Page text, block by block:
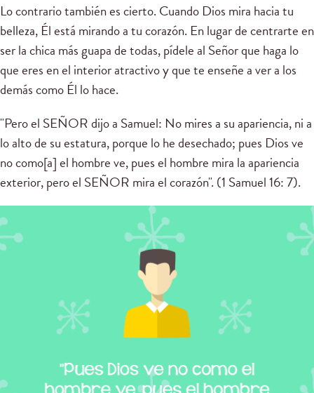
Lo contrario también es cierto. Cuando Dios mira hacia tu
belleza, Él está mirando a tu corazón. En lugar de centrarte en
ser la chica más guapa de todas, pídele al Señor que haga lo
que eres en el interior atractivo y que te enseñe a ver a los
demás como Él lo hace.
"Pero el SEÑOR dijo a Samuel: No mires a su apariencia, ni a
lo alto de su estatura, porque lo he desechado; pues Dios ve
no como[a] el hombre ve, pues el hombre mira la apariencia
exterior, pero el SEÑOR mira el corazón". (1 Samuel 16: 7).